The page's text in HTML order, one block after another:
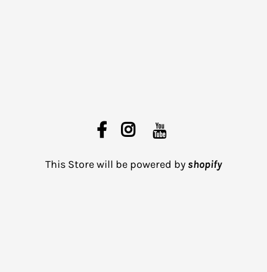
This Store will be powered by shopify